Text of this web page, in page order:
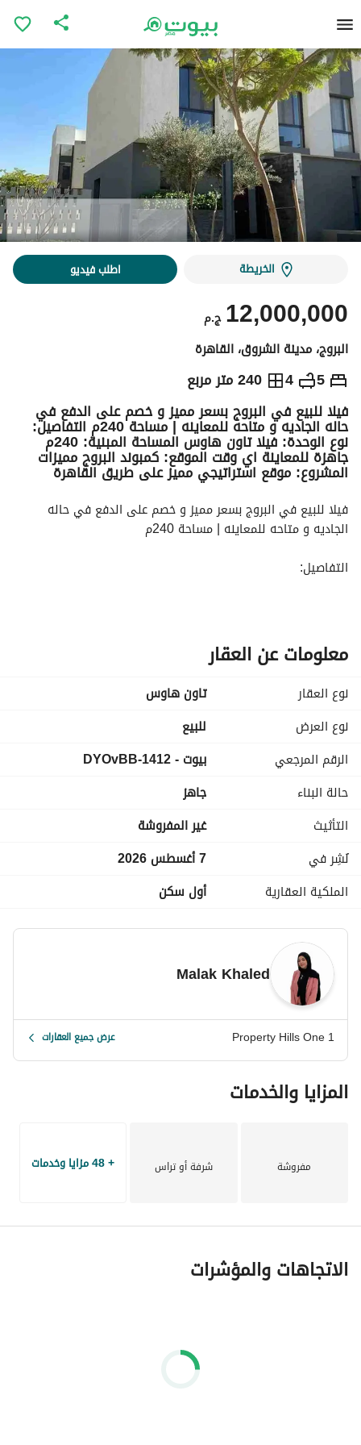
الخريطة اطلب فيديو
ج.م 12,000,000
البروج، مدينة الشروق، القاهرة
5
4 240 متر مربع ج.م 12,000,000
التفاصيل الاتجاهات والمؤشرات رهن عقاري
فيلا للبيع في البروج بسعر مميز و خصم على الدفع في
حاله الجاديه و متاحه للمعاينه | مساحة 240م التفاصيل:
نوع الوحدة: فيلا تاون هاوس المساحة المبنية: 240م
جاهزة للمعاينة اي وقت الموقع: كمبوند البروج مميزات
المشروع: موقع استراتيجي مميز على طريق القاهرة
الجاديه و متاحه للمعاينه | مساحة 240م
التفاصيل:
المساحة المبنية: 240م
جاهزة للمعاينة اي وقت
الموقع: كمبوند البروج
مميزات المشروع:
موقع استراتيجي مميز على طريق القاهرة – الإسماعيلية
تصميمات عصرية وتشطيبات راقية
مدارس وجامعات دولية داخل الكمبوند
مولات ومطاعم وكافيهات راقية
مجتمع سكني متكامل الخدمات
للاستفسار او حجز موعد للمعاينه:
معلومات عن العقار
نوع العقار
تاون هاوس
نوع العرض
للبيع
الرقم المرجعي
بيوت - 1412-DYOvBB
حالة البناء
جاهز
التأثيث
غير المفروشة
نُشِر في
7 أغسطس 2026
الملكية العقارية
أول سكن
Malak Khaled
Property Hills One 1 عرض جميع العقارات
المزايا والخدمات
مفروشة شرفة أو تراس + 48 مزايا وخدمات
الاتجاهات والمؤشرات